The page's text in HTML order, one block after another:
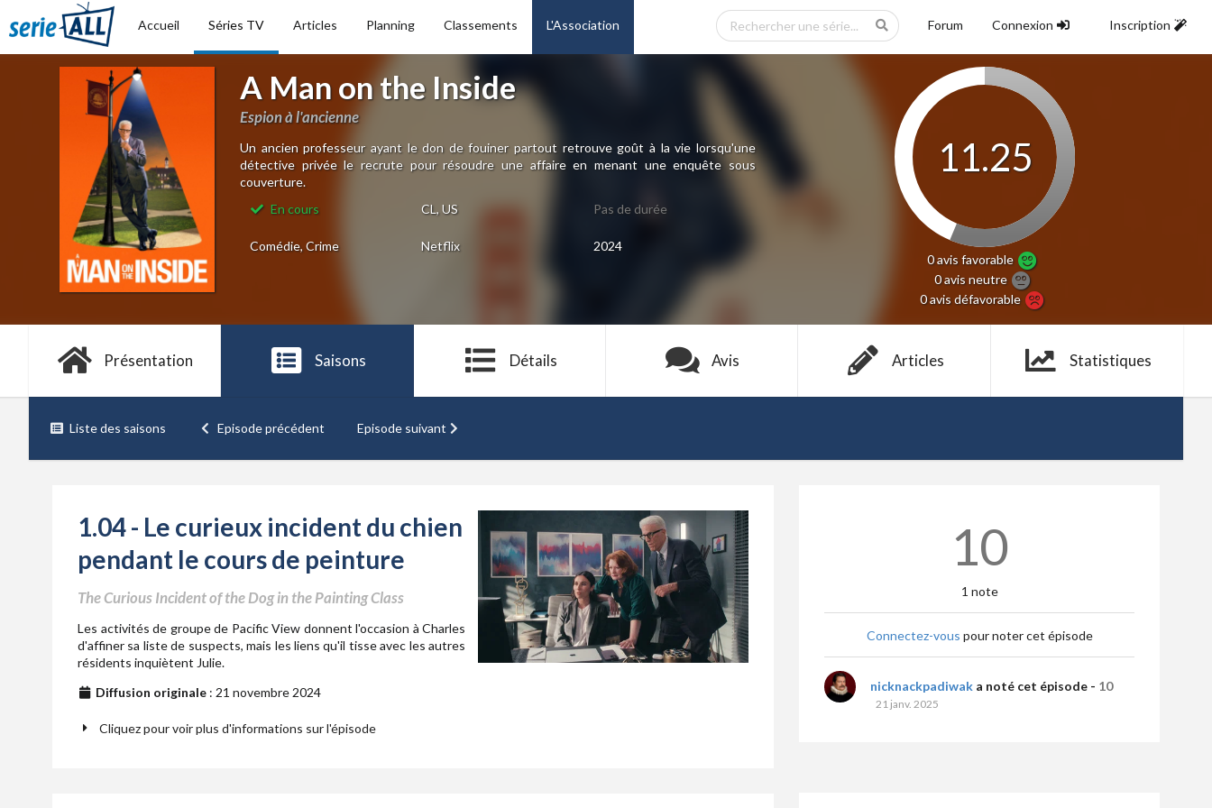
Accueil Séries TV Articles Planning Classements L'Association Forum Connexion Inscription
A Man on the Inside
Espion à l'ancienne
Un ancien professeur ayant le don de fouiner partout retrouve goût à la vie lorsqu'une
détective privée le recrute pour résoudre une affaire en menant une enquête sous
couverture.
En cours
CL, US Pas de durée
Comédie, Crime Netflix 2024
11.25
0 avisfavorable
0 avisneutre
0 avisdéfavorable
Présentation Saisons Détails Avis Articles Statistiques
Liste des saisons Episode précédent Episode suivant
1.04 - Le curieux incident du chien
pendant le cours de peinture
The Curious Incident of the Dog in the Painting Class
Les activités de groupe de Pacific View donnent l'occasion à Charles
d'affiner sa liste de suspects, mais les liens qu'il tisse avec les autres
résidents inquiètent Julie.
Diffusion originale : 21 novembre 2024
Cliquez pour voir plus d'informations sur l'épisode
10
1 note
Connectez-vous pour noter cet épisode
nicknackpadiwak a noté cet épisode - 10
21 janv. 2025